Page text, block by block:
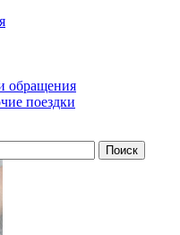
обращения
поездки